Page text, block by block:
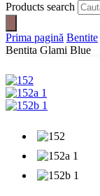
Products search
Prima pagină Bentite
Bentita Glami Blue